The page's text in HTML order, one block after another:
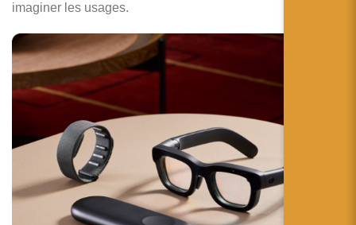
imaginer les usages.